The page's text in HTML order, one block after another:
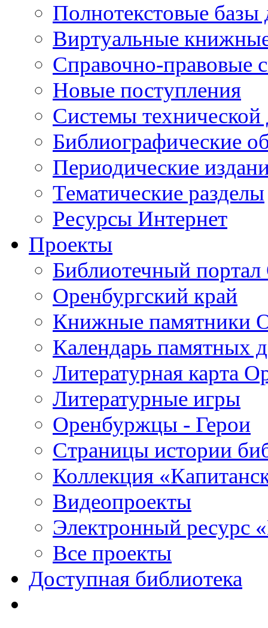
Полнотекстовые
Виртуальные
Справочно-правовые
Новые поступления
Cистемы
Библиографические
Периодические
Тематические разделы
Ресурсы Интернет
Проекты
Библиотечный портал
Оренбургский край
Книжные памятники
Календарь памятных
Литературная карта
Литературные игры
Оренбуржцы - Герои
Страницы истории
Коллекция
Видеопроекты
Электронный ресурс
Все проекты
Доступная библиотека